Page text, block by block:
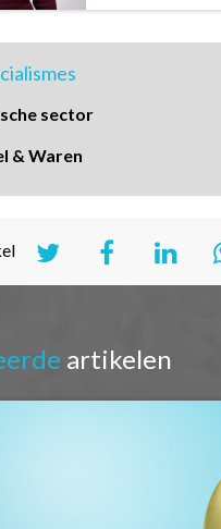
sector
& Waren
artikelen